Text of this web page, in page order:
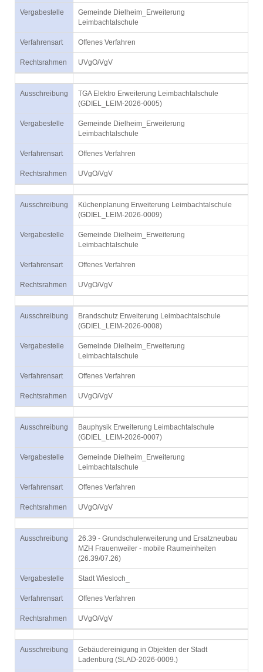
Vergabestelle
Gemeinde Dielheim_Erweiterung
Leimbachtalschule
Verfahrensart Offenes Verfahren
Rechtsrahmen UVgO/VgV
Ausschreibung
TGA Elektro Erweiterung Leimbachtalschule
(GDIEL_LEIM-2026-0005)
Vergabestelle
Gemeinde Dielheim_Erweiterung
Leimbachtalschule
Verfahrensart Offenes Verfahren
Rechtsrahmen UVgO/VgV
Ausschreibung
Küchenplanung Erweiterung Leimbachtalschule
(GDIEL_LEIM-2026-0009)
Vergabestelle
Gemeinde Dielheim_Erweiterung
Leimbachtalschule
Verfahrensart Offenes Verfahren
Rechtsrahmen UVgO/VgV
Ausschreibung
Brandschutz Erweiterung Leimbachtalschule
(GDIEL_LEIM-2026-0008)
Vergabestelle
Gemeinde Dielheim_Erweiterung
Leimbachtalschule
Verfahrensart Offenes Verfahren
Rechtsrahmen UVgO/VgV
Ausschreibung
Bauphysik Erweiterung Leimbachtalschule
(GDIEL_LEIM-2026-0007)
Vergabestelle
Gemeinde Dielheim_Erweiterung
Leimbachtalschule
Verfahrensart Offenes Verfahren
Rechtsrahmen UVgO/VgV
Ausschreibung
26.39 - Grundschulerweiterung und Ersatzneubau
MZH Frauenweiler - mobile Raumeinheiten
(26.39/07.26)
Vergabestelle Stadt Wiesloch_
Verfahrensart Offenes Verfahren
Rechtsrahmen UVgO/VgV
Ausschreibung
Gebäudereinigung in Objekten der Stadt
Ladenburg (SLAD-2026-0009.)